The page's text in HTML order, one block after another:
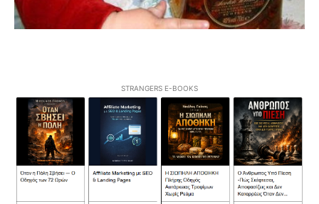
STRANGERS E-BOOKS